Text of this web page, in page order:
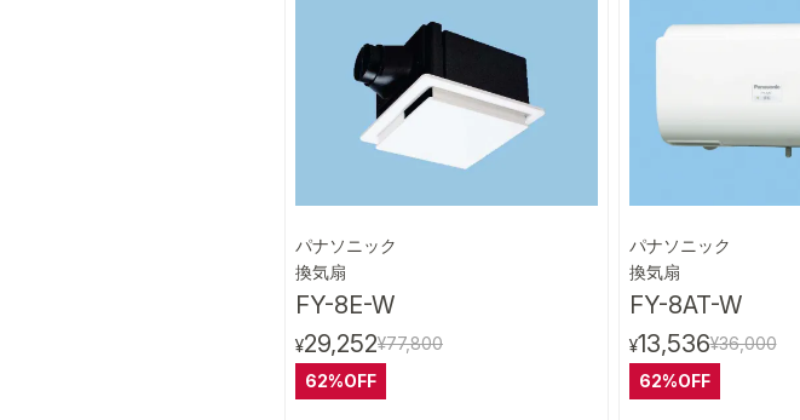
パナソニック
換気扇
FY-8E-W
¥29,252¥77,800
62%OFF
パナソニック
換気扇
FY-8AT-W
¥13,536¥36,000
62%OFF